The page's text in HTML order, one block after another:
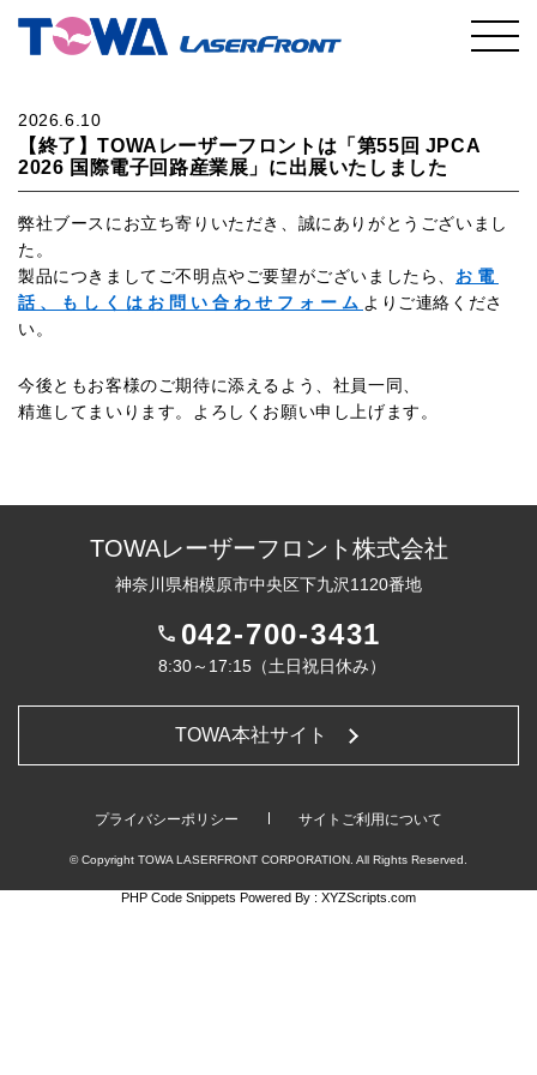
2026.6.10
【終了】TOWAレーザーフロントは「第55回 JPCA
2026 国際電子回路産業展」に出展いたしました
弊社ブースにお立ち寄りいただき、誠にありがとうございまし
た。
製品につきましてご不明点やご要望がございましたら、 お電
話、もしくはお問い合わせフォーム よりご連絡くださ
い。
今後ともお客様のご期待に添えるよう、社員一同、
精進してまいります。よろしくお願い申し上げます。
TOWAレーザーフロント株式会社
神奈川県相模原市中央区下九沢1120番地
phone 042-700-3431
8:30～17:15（土日祝日休み）
TOWA本社サイト
プライバシーポリシー サイトご利用について
© Copyright TOWA LASERFRONT CORPORATION. All Rights Reserved.
PHP Code Snippets Powered By : XYZScripts.com